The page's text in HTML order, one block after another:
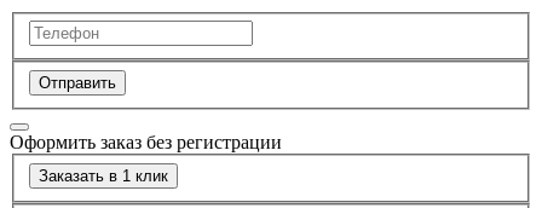
Отправить
Оформить заказ без регистрации
Заказать в 1 клик